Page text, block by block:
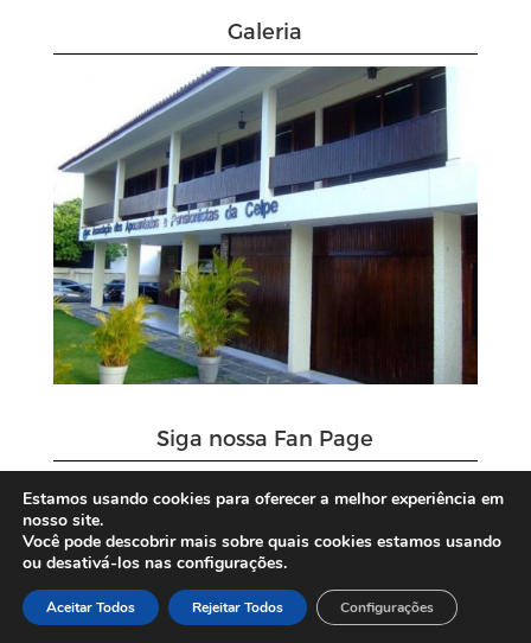
Galeria
Siga nossa Fan Page
Estamos usando cookies para oferecer a melhor experiência em
nosso site.
Você pode descobrir mais sobre quais cookies estamos usando
ou desativá-los nas configurações.
Aceitar Todos Rejeitar Todos Configurações